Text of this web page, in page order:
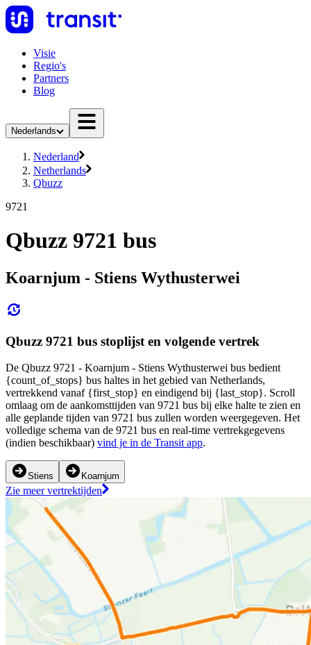
Visie
Regio's
Partners
Blog
Nederlands
Nederland
Netherlands
Qbuzz
9721
Qbuzz 9721 bus
Koarnjum - Stiens Wythusterwei
Qbuzz 9721 bus stoplijst en volgende vertrek
De Qbuzz 9721 - Koarnjum - Stiens Wythusterwei bus bedient
{count_of_stops} bus haltes in het gebied van Netherlands,
vertrekkend vanaf {first_stop} en eindigend bij {last_stop}. Scroll
omlaag om de aankomsttijden van 9721 bus bij elke halte te zien en
alle geplande tijden van 9721 bus zullen worden weergegeven. Het
volledige schema van de 9721 bus en real-time vertrekgegevens
(indien beschikbaar) vind je in de Transit app.
Stiens Koarnjum
Zie meer vertrektijden